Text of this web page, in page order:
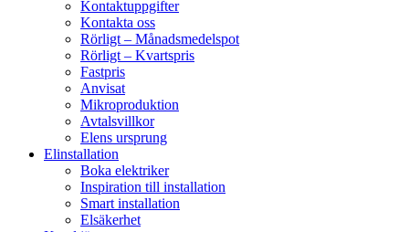
Kontaktuppgifter
Kontakta oss
Rörligt – Månadsmedelspot
Rörligt – Kvartspris
Fastpris
Anvisat
Mikroproduktion
Avtalsvillkor
Elens ursprung
Elinstallation
Boka elektriker
Inspiration till installation
Smart installation
Elsäkerhet